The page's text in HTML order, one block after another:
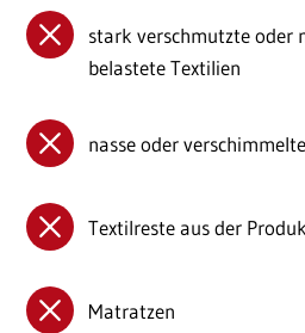
stark verschmutzte oder
belastete Textilien
nasse oder
Textilreste aus der
Matratzen